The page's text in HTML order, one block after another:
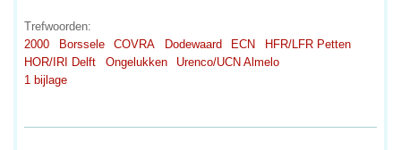
Trefwoorden:
2000
Borssele COVRA Dodewaard ECN
HFR/LFR Petten
HOR/IRI Delft
Ongelukken
Urenco/UCN Almelo
1 bijlage